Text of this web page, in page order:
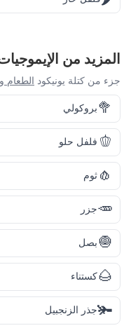
المزيد من
جزء من كتلة يونيكود الطعام
🥦بروكولي
🫑 فلفل حلو
🧄 ثوم
🥕جزر
🧅بصل
🌰كستناء
🫚جذر الزنجبيل